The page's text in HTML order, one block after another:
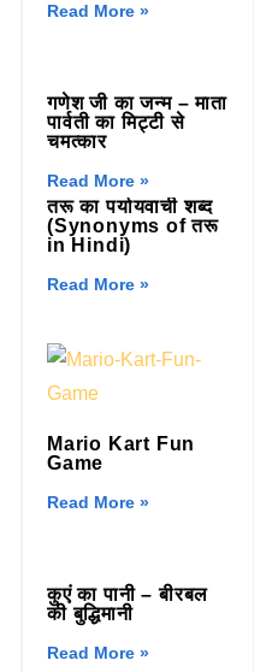
Read More »
गणेश जी का जन्म – माता
पार्वती का मिट्टी से
चमत्कार
Read More »
तरू का पर्यायवाची शब्द
(Synonyms of तरू
in Hindi)
Read More »
Mario Kart Fun
Game
Read More »
कुएं का पानी – बीरबल
की बुद्धिमानी
Read More »